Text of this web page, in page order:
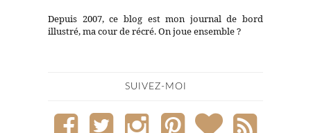
Depuis 2007, ce blog est mon journal de bord
illustré, ma cour de récré. On joue ensemble ?
SUIVEZ-MOI